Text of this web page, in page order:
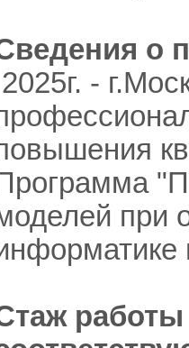
о
2025г. -
при